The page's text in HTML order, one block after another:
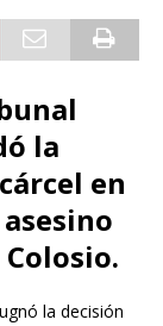
la
en
la decisión